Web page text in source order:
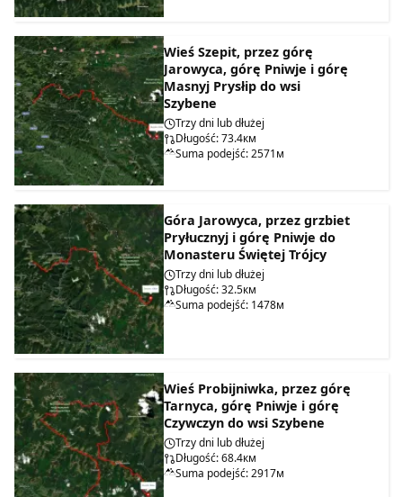
Wieś Szepit, przez górę
Jarowyca, górę Pniwje i górę
Masnyj Prysłip do wsi
Szybene
Trzy dni lub dłużej
Długość: 73.4км
Suma podejść: 2571м
Góra Jarowyca, przez grzbiet
Pryłucznyj i górę Pniwje do
Monasteru Świętej Trójcy
Trzy dni lub dłużej
Długość: 32.5км
Suma podejść: 1478м
Wieś Probijniwka, przez górę
Tarnyca, górę Pniwje i górę
Czywczyn do wsi Szybene
Trzy dni lub dłużej
Długość: 68.4км
Suma podejść: 2917м